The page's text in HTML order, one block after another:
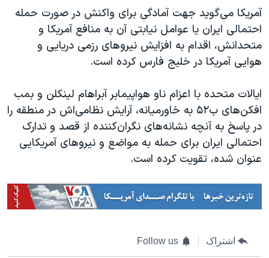
آمریکا می‌گوید جهت آمادگی برای واکنش در صورت حمله
احتمالی ایران یا عوامل نیابتی آن به منافع آمریکا و
متحدانش، اقدام به افزایش نیروهای رزمی دریایی و
هوایی آمریکا در خلیج فارس کرده است.
ایالات متحده با اعزام ناو هواپیمابر آبراهام لینکلن و بمب
افکن‌های ب۵۲ به خاورمیانه، آرایش نظامی‌اش در منطقه را
در پاسخ به آنچه نشانه‌های نگران‌کننده از قصد و تدارک
احتمالی ایران برای حمله به مواضع و نیروهای آمریکایی
عنوان شده، تقویت کرده است.
اشتراک Follow us